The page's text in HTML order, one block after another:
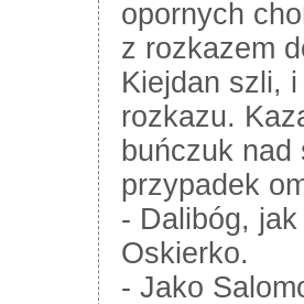
opornych
z rozkazem
Kiejdan szli,
rozkazu.
buńczuk
przypadek
- Dalibóg, jak
Oskierko.
- Jako